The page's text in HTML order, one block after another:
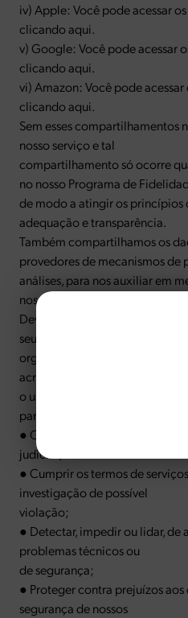
iv) Apple: Você pode acessar
clicando aqui.
v) Google: Você pode acessar
clicando aqui.
vi) Amazon: Você pode
clicando aqui.
Sem esses compartilhamentos
nosso serviço e tal
compartilhamento só ocorre
no nosso Programa de
de modo a atingir os princípios
adequação e transparência.
Também compartilhamos os
provedores de mecanismos de
análises, para nos auxiliar em
nosso APP.
Devido a obrigação legal
seus dados pessoais com
organizações, ou indivíduos
acreditarmos, de boa fé, que o
o uso, a preservação ou a
para:
● Cumprir qualquer
judicial;
● Cumprir os termos de
investigação de possível
violação;
● Detectar, impedir ou lidar, de
problemas técnicos ou
de segurança;
● Proteger contra prejuízos
segurança de nossos